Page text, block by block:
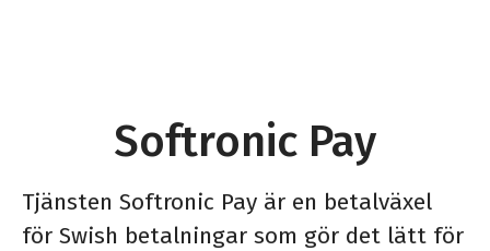
Softronic Pay
Tjänsten Softronic Pay är en betalväxel
för Swish betalningar som gör det lätt för